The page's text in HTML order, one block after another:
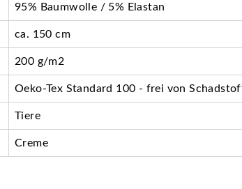
95% Baumwolle / 5% Elastan
ca. 150 cm
200 g/m2
Oeko-Tex Standard 100 - frei von
Tiere
Creme